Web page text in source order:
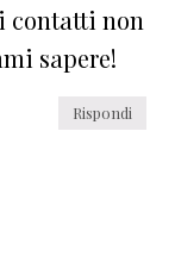
contatti non
sapere!
Rispondi